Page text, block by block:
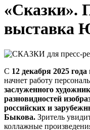
«Сказки».
выставка
С 12 декабря 2025 года
начнет работу
заслуженного
разновидностей
российских и
Быкова. Зритель
коллажные